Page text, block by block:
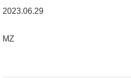
2023.06.29
MZ